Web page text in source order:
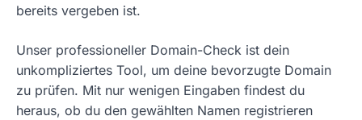
bereits vergeben ist.
Unser professioneller Domain-Check ist dein
unkompliziertes Tool, um deine bevorzugte Domain
zu prüfen. Mit nur wenigen Eingaben findest du
heraus, ob du den gewählten Namen registrieren